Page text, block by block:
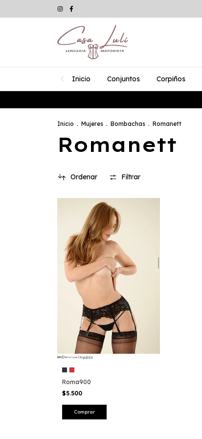
Inicio Conjuntos Corpiños
Inicio . Mujeres . Bombachas . Romanett
Romanett
Ordenar Filtrar
Roma900
$5.500
Comprar